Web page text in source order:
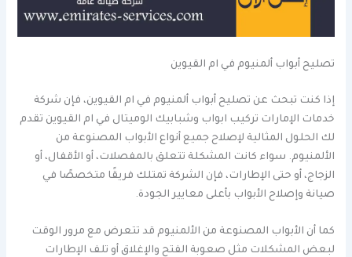
تصليح أبواب ألمنيوم في ام القيوين
إذا كنت تبحث عن تصليح أبواب ألمنيوم في ام القيوين، فإن شركة
خدمات الإمارات تركيب ابواب وشبابيك الوميتال في ام القيوين تقدم
لك الحلول المثالية لإصلاح جميع أنواع الأبواب المصنوعة من
الألمنيوم. سواء كانت المشكلة تتعلق بالمفصلات، أو الأقفال، أو
الزجاج، أو حتى الإطارات، فإن الشركة تمتلك فريقًا متخصصًا في
صيانة وإصلاح الأبواب بأعلى معايير الجودة.
كما أن الأبواب المصنوعة من الألمنيوم قد تتعرض مع مرور الوقت
لبعض المشكلات مثل صعوبة الفتح والإغلاق أو تلف الإطارات